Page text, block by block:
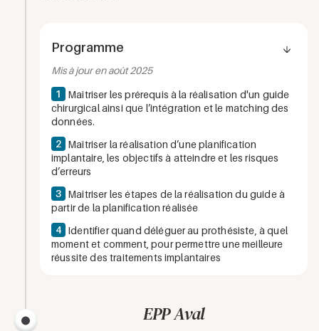
Programme
Mis à jour en août 2025
1
Maîtriser les prérequis à la réalisation d'un guide
chirurgical ainsi que l’intégration et le matching des
données.
2 Maîtriser la réalisation d’une planification
implantaire, les objectifs à atteindre et les risques
d’erreurs
3 Maîtriser les étapes de la réalisation du guide à
partir de la planification réalisée
4 Identifier quand déléguer au prothésiste, à quel
moment et comment, pour permettre une meilleure
réussite des traitements implantaires
EPP Aval